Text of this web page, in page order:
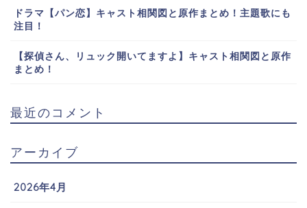
ドラマ【パン恋】キャスト相関図と原作まとめ！主題歌にも
注目！
【探偵さん、リュック開いてますよ】キャスト相関図と原作
まとめ！
最近のコメント
アーカイブ
2026年4月